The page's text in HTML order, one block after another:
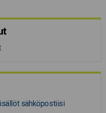
sähköpostiisi